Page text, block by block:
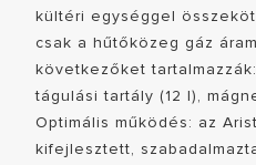
kültéri egységgel
csak a hűtőközeg gáz
következőket
tágulási tartály (12 l),
Optimális működés: az
kifejlesztett,